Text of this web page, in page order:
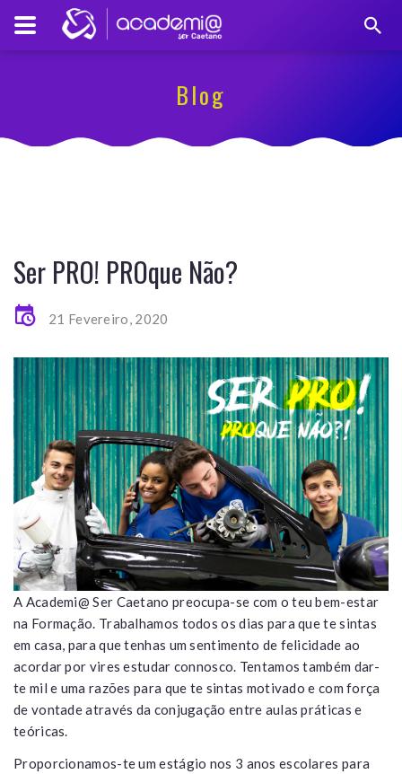
Blog
Ser PRO! PROque Não?
21 Fevereiro, 2020
A Academi@ Ser Caetano preocupa-se com o teu bem-estar
na Formação. Trabalhamos todos os dias para que te sintas
em casa, para que tenhas um sentimento de felicidade ao
acordar por vires estudar connosco. Tentamos também dar-
te mil e uma razões para que te sintas motivado e com força
de vontade através da conjugação entre aulas práticas e
teóricas.
Proporcionamos-te um estágio nos 3 anos escolares para